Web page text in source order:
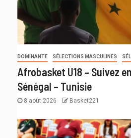
DOMINANTE SÉLECTIONS MASCULINES
Afrobasket U18 – Suivez
Sénégal – Tunisie
8 août 2026 Basket221